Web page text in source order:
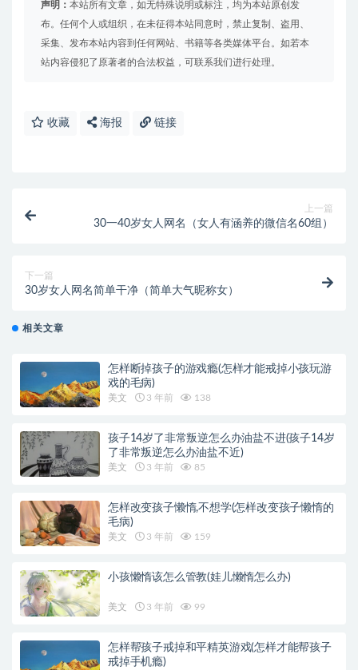
声明： 本站所有文章，如无特殊说明或标注，均为本站原创发
布。任何个人或组织，在未征得本站同意时，禁止复制、盗用、
采集、发布本站内容到任何网站、书籍等各类媒体平台。如若本
站内容侵犯了原著者的合法权益，可联系我们进行处理。
收藏 海报 链接
上一篇
30一40岁女人网名（女人有涵养的微信名60组）
下一篇
30岁女人网名简单干净（简单大气昵称女）
相关文章
怎样断掉孩子的游戏瘾(怎样才能戒掉小孩玩游
戏的毛病)
美文 3 年前 138
孩子14岁了非常叛逆怎么办油盐不进(孩子14岁
了非常叛逆怎么办油盐不近)
美文 3 年前 85
怎样改变孩子懒惰,不想学(怎样改变孩子懒惰的
毛病)
美文 3 年前 159
小孩懒惰该怎么管教(娃儿懒惰怎么办)
美文 3 年前 99
怎样帮孩子戒掉和平精英游戏(怎样才能帮孩子
戒掉手机瘾)